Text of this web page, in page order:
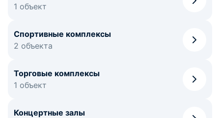
1 объект
Спортивные комплексы
2 объекта
Торговые комплексы
1 объект
Концертные залы